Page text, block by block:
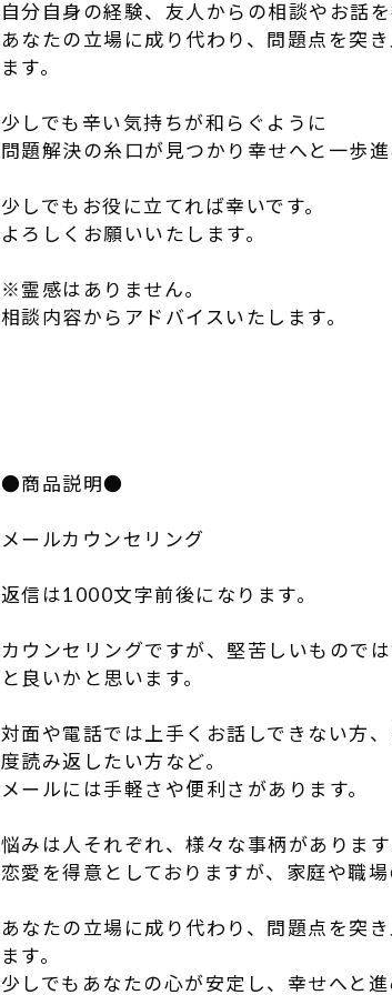
自分自身の経験、友人からの相談やお話
あなたの立場に成り代わり、問題点を突
ます。
少しでも辛い気持ちが和らぐように
問題解決の糸口が見つかり幸せへと一歩
少しでもお役に立てれば幸いです。
よろしくお願いいたします。
※霊感はありません。
相談内容からアドバイスいたします。
●商品説明●
メールカウンセリング
返信は1000文字前後になります。
カウンセリングですが、堅苦しいもので
と良いかと思います。
対面や電話では上手くお話しできない方
度読み返したい方など。
メールには手軽さや便利さがあります。
悩みは人それぞれ、様々な事柄があります
恋愛を得意としておりますが、家庭や職
あなたの立場に成り代わり、問題点を突
ます。
少しでもあなたの心が安定し、幸せへと